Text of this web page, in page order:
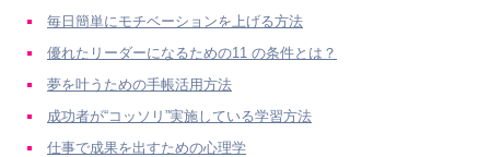
毎日簡単にモチベーションを上げる方法
優れたリーダーになるための11 の条件とは？
夢を叶うための手帳活用方法
成功者が“コッソリ”実施している学習方法
仕事で成果を出すための心理学